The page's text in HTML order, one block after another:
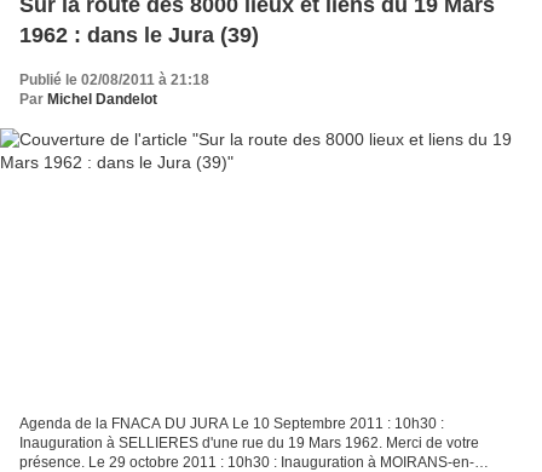
Sur la route des 8000 lieux et liens du 19 Mars
1962 : dans le Jura (39)
Publié le 02/08/2011 à 21:18
Par Michel Dandelot
Agenda de la FNACA DU JURA Le 10 Septembre 2011 : 10h30 :
Inauguration à SELLIERES d'une rue du 19 Mars 1962. Merci de votre
présence. Le 29 octobre 2011 : 10h30 : Inauguration à MOIRANS-en-